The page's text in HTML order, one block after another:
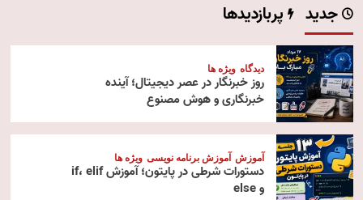
جدید پربازدیدها
دیدگاه ویژه ها
روز خبرنگار در عصر دیجیتال؛ آینده
خبرنگاری و هوش مصنوع
آموزش آموزش برنامه نویسی ویژه ها
دستورات شرطی در پایتون؛ آموزش if، elif
و else